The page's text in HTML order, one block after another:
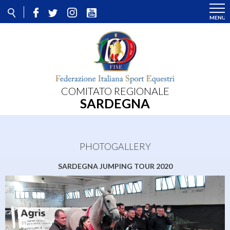
COMITATO REGIONALE
SARDEGNA
PHOTOGALLERY
SARDEGNA JUMPING TOUR 2020